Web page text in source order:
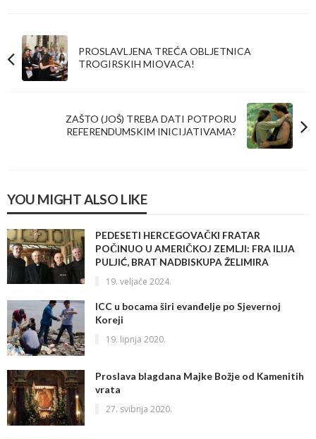
PROSLAVLJENA TREĆA OBLJETNICA
TROGIRSKIH MIOVACA!
ZAŠTO (JOŠ) TREBA DATI POTPORU
REFERENDUMSKIM INICIJATIVAMA?
YOU MIGHT ALSO LIKE
PEDESETI HERCEGOVAČKI FRATAR
POČINUO U AMERIČKOJ ZEMLJI: FRA ILIJA
PULJIĆ, BRAT NADBISKUPA ŽELIMIRA
19. veljače 2024.
ICC u bocama širi evanđelje po Sjevernoj
Koreji
19. lipnja 2020.
Proslava blagdana Majke Božje od Kamenitih
vrata
27. svibnja 2020.